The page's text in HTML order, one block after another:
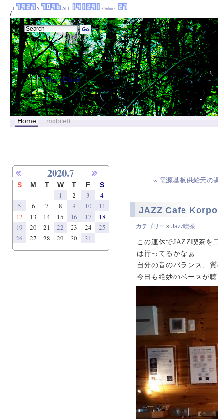
/
Home mobileIt
« 電源基板供給元の
JAZZ Cafe
カテゴリー » Jazz喫茶
この連休でJAZZ喫茶を
は行ってるかなぁ
自分の音のバランス、
今日も絶妙のベースが
2020.7
S M T W T F S
1 2 3
4
5
6 7 8 9 10
11
12
13 14 15 16 17
18
19
20 21 22 23 24
25
26
27 28 29 30 31
T: Y: ALL: Online:
ThemePanel